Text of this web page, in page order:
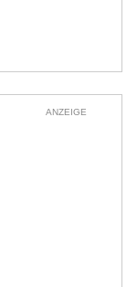
ANZEIGE